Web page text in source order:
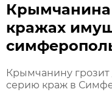
Крымчанина
кражах
Крымчанину
серию краж в